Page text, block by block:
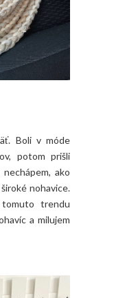
Boli v móde
potom prišli
ako
nohavice.
trendu
a milujem